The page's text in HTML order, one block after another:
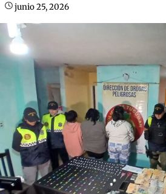
junio 25, 2026